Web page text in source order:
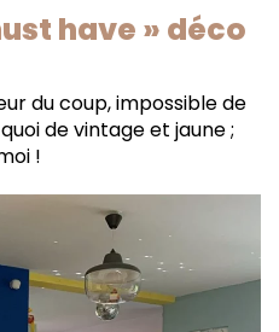
have » déco
du coup, impossible de
de vintage et jaune ;
!